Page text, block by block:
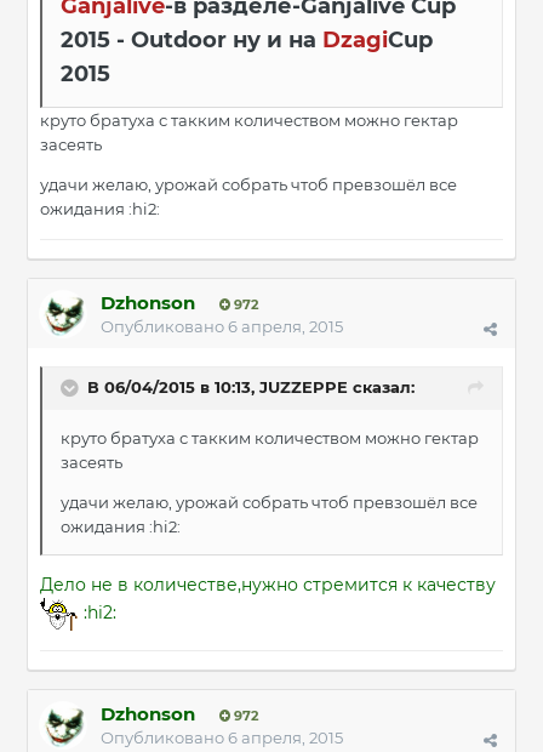
Ganjalive-в разделе-Ganjalive Cup
2015 - Outdoor ну и на DzagiCup
2015
круто братуха с такким количеством можно гектар
засеять
удачи желаю, урожай собрать чтоб превзошёл все
ожидания :hi2:
Dzhonson 972
Опубликовано6 апреля, 2015
В 06/04/2015 в 10:13, JUZZEPPE сказал:
круто братуха с такким количеством можно гектар
засеять
удачи желаю, урожай собрать чтоб превзошёл все
ожидания :hi2:
Дело не в количестве,нужно стремится к качеству
:hi2:
Dzhonson 972
Опубликовано6 апреля, 2015